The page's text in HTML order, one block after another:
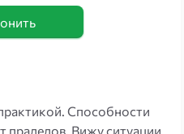
Способности
прадедов. Вижу ситуации